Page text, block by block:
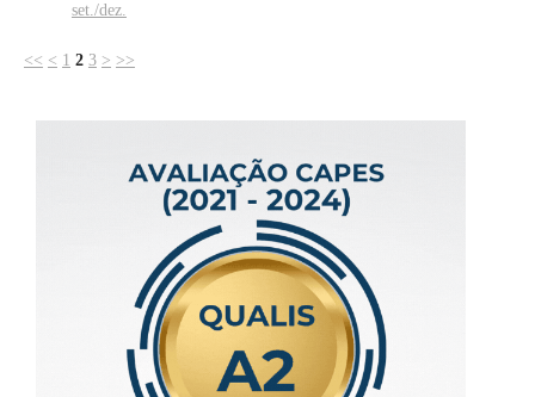
set./dez.
<< < 1 2 3 > >>